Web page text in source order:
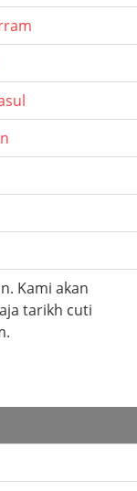
Kami akan
tarikh cuti